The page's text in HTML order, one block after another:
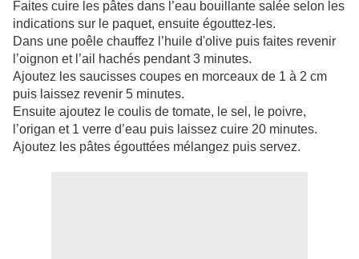
Faites cuire les pâtes dans l’eau bouillante salée selon les
indications sur le paquet, ensuite égouttez-les.
Dans une poêle chauffez l’huile d'olive puis faites revenir
l’oignon et l’ail hachés pendant 3 minutes.
Ajoutez les saucisses coupes en morceaux de 1 à 2 cm
puis laissez revenir 5 minutes.
Ensuite ajoutez le coulis de tomate, le sel, le poivre,
l’origan et 1 verre d’eau puis laissez cuire 20 minutes.
Ajoutez les pâtes égouttées mélangez puis servez.